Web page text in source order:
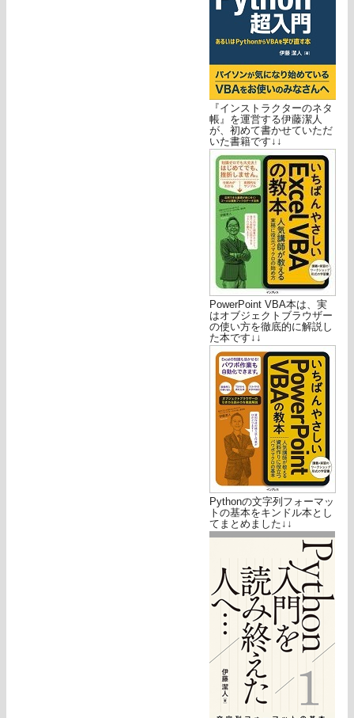
『インストラクターのネタ
帳』を運営する伊藤潔人
が、初めて書かせていただ
いた書籍です↓↓
PowerPoint VBA本は、実
はオブジェクトブラウザー
の使い方を徹底的に解説し
た本です↓↓
Pythonの文字列フォーマッ
トの基本をキンドル本とし
てまとめました↓↓